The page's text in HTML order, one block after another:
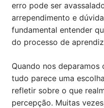
erro pode ser
arrependimento e
fundamental entender
do processo de
Quando nos deparamos
tudo parece uma
refletir sobre o que
percepção. Muitas